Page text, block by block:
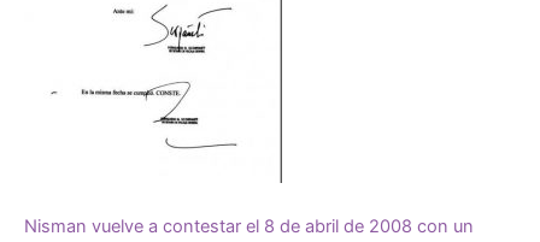
Nisman vuelve a contestar el 8 de abril de 2008 con un